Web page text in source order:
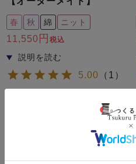
春 秋 綿 ニット
11,550 税込
5.00 （ 1 ）